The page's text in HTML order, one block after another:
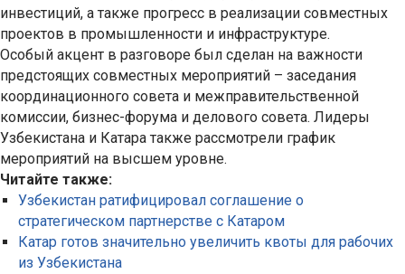
инвестиций, а также прогресс в реализации совместных
проектов в промышленности и инфраструктуре.
Особый акцент в разговоре был сделан на важности
предстоящих совместных мероприятий – заседания
координационного совета и межправительственной
комиссии, бизнес-форума и делового совета. Лидеры
Узбекистана и Катара также рассмотрели график
мероприятий на высшем уровне.
Читайте также:
Узбекистан ратифицировал соглашение о
стратегическом партнерстве с Катаром
Катар готов значительно увеличить квоты для рабочих
из Узбекистана